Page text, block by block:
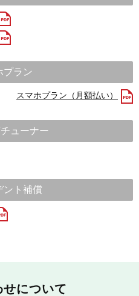
プラン
スマホプラン（月額払い）
ューナー
ント補償
について